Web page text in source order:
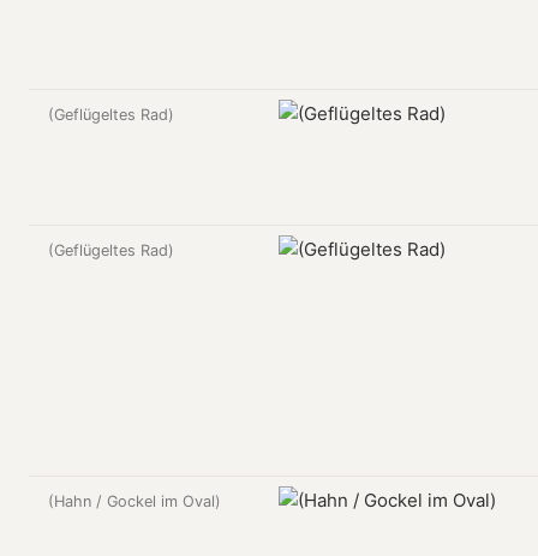
(Geflügeltes Rad)
(Geflügeltes Rad)
(Hahn / Gockel im Oval)